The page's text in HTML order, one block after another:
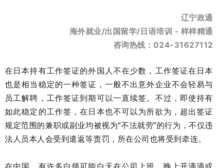
辽宁政通
海外就业/出国留学/日语培训 - 样样精通
咨询热线：024-31627112
在日本持有工作签证的外国人不在少数，工作签证在日本
也是相当稳定的一种签证，一般不出意外企业不会轻易与
员工解聘，工作签证到期可以一直续签。不过，即使持有
如此稳定的工作签，在日本也不可以为所欲为，超出签证
规定范围的兼职或副业均被视为“不法就劳”的行为，不仅违
法人员本人会受到遣返等责罚，所在公司也将受到牵连。